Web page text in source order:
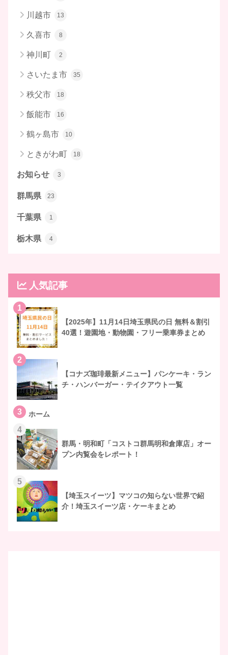
川越市 13
久喜市 8
神川町 2
さいたま市 35
秩父市 18
飯能市 16
鶴ヶ島市 10
ときがわ町 18
お知らせ 3
群馬県 23
千葉県 1
栃木県 4
人気記事
1
【2025年】11月14日埼玉県民の日 無料＆割引
40選！遊園地・動物園・フリー乗車券まとめ
2
【コナズ珈琲最新メニュー】パンケーキ・ラン
チ・ハンバーガー・テイクアウト一覧
3 ホーム
4
群馬・明和町「コストコ群馬明和倉庫店」オー
プン内覧会をレポート！
5
【埼玉スイーツ】マツコの知らない世界で紹
介！埼玉スイーツ店・ケーキまとめ